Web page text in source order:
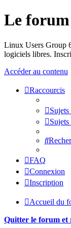
Le
Linux Users Group
logiciels libres.
Accéder au contenu
Raccourcis
Sujets
FAQ
Connexion
Inscription
Accueil du
Quitter le forum et